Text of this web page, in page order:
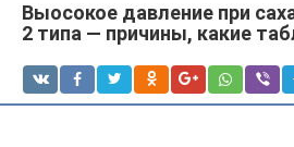
Выосокое давление при
2 типа — причины, какие